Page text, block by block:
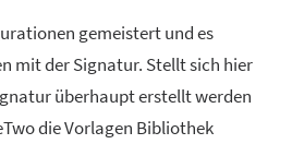
gemeistert und es
mit der Signatur. Stellt sich hier
überhaupt erstellt werden
die Vorlagen Bibliothek